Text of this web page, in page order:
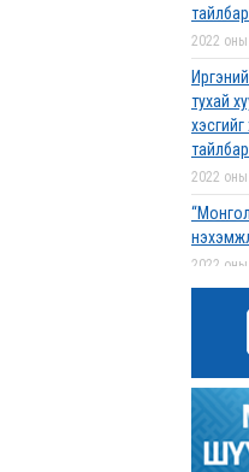
2022
тухай
2022
2022
2022
2022